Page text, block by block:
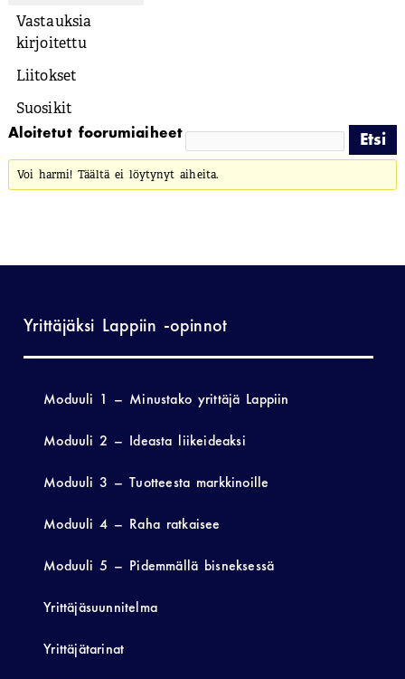
Vastauksia
kirjoitettu
Liitokset
Suosikit
Aloitetut foorumiaiheet
Voi harmi! Täältä ei löytynyt aiheita.
Yrittäjäksi Lappiin -opinnot
Moduuli 1 – Minustako yrittäjä Lappiin
Moduuli 2 – Ideasta liikeideaksi
Moduuli 3 – Tuotteesta markkinoille
Moduuli 4 – Raha ratkaisee
Moduuli 5 – Pidemmällä bisneksessä
Yrittäjäsuunnitelma
Yrittäjätarinat